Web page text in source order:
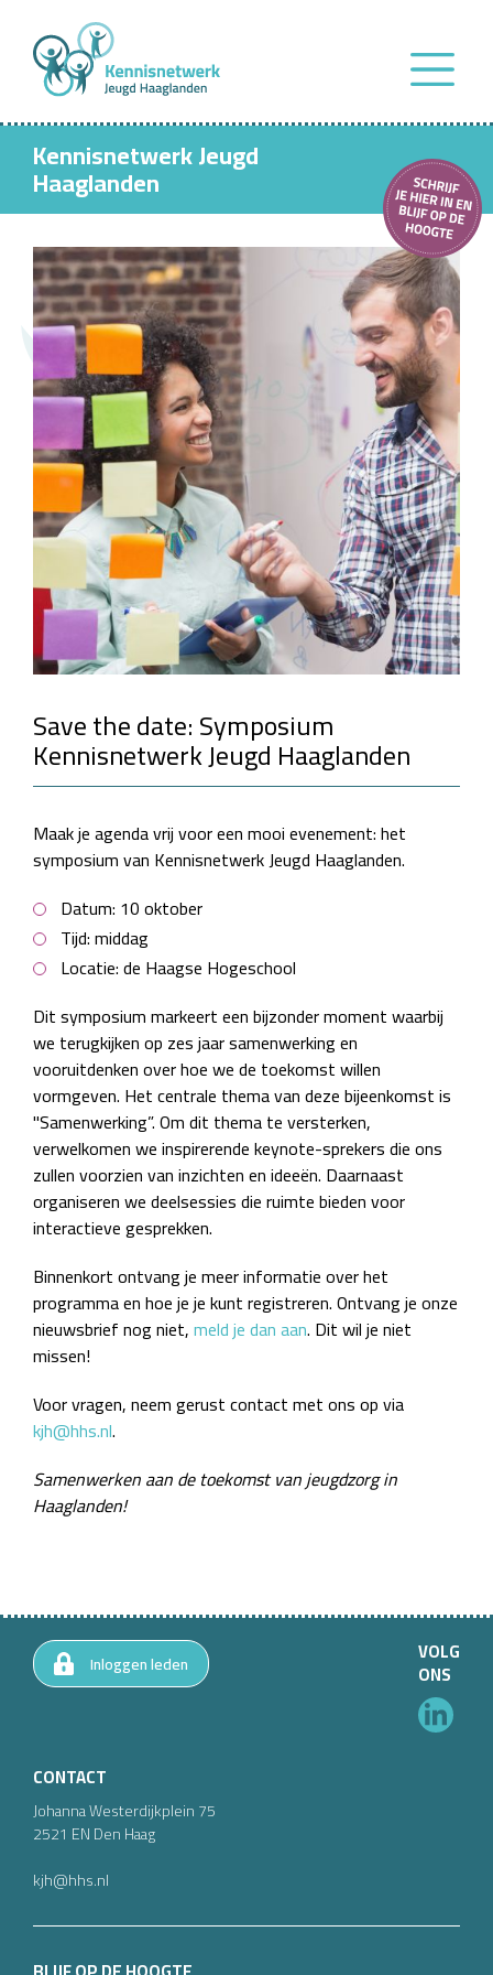
Kennisnetwerk Jeugd
Haaglanden
Save the date: Symposium
Kennisnetwerk Jeugd Haaglanden
Maak je agenda vrij voor een mooi evenement: het
symposium van Kennisnetwerk Jeugd Haaglanden.
Datum: 10 oktober
Tijd: middag
Locatie: de Haagse Hogeschool
Dit symposium markeert een bijzonder moment waarbij
we terugkijken op zes jaar samenwerking en
vooruitdenken over hoe we de toekomst willen
vormgeven. Het centrale thema van deze bijeenkomst is
"Samenwerking”. Om dit thema te versterken,
verwelkomen we inspirerende keynote-sprekers die ons
zullen voorzien van inzichten en ideeën. Daarnaast
organiseren we deelsessies die ruimte bieden voor
interactieve gesprekken.
Binnenkort ontvang je meer informatie over het
programma en hoe je je kunt registreren. Ontvang je onze
nieuwsbrief nog niet,meld je dan aan. Dit wil je niet
missen!
Voor vragen, neem gerust contact met ons op via
kjh@hhs.nl.
Samenwerken aan de toekomst van jeugdzorg in
Haaglanden!
CONTACT
Johanna Westerdijkplein75
2521 ENDen Haag
kjh@hhs.nl
Inloggen leden VOLG
ONS